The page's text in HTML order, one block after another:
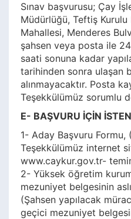
Sınav başvurusu; Çay
Müdürlüğü, Teftiş Kurulu
Mahallesi, Menderes
şahsen veya posta ile
saati sonuna kadar
tarihinden sonra ulaşan
alınmayacaktır. Posta
Teşekkülümüz sorumlu
E- BAŞVURU İÇİN
1- Aday Başvuru
Teşekkülümüz internet
www.caykur.gov.tr-
2- Yüksek öğretim
mezuniyet belgesinin
(Şahsen yapılacak
geçici mezuniyet